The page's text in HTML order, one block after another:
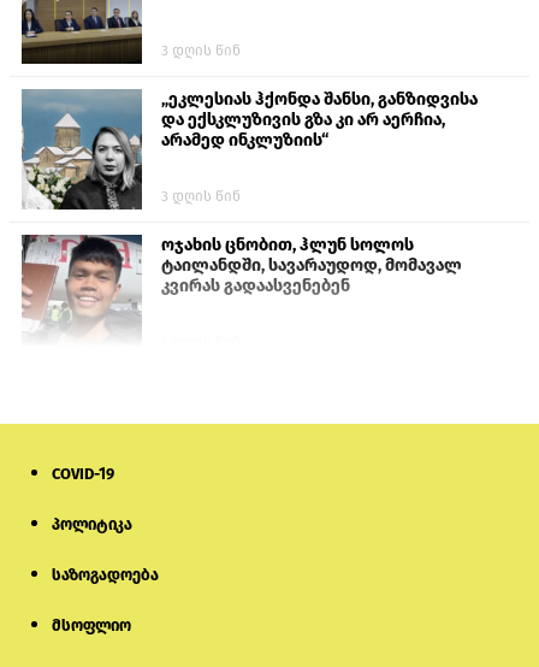
3 დღის წინ
„ეკლესიას ჰქონდა შანსი, განზიდვისა
და ექსკლუზივის გზა კი არ აერჩია,
არამედ ინკლუზიის“
3 დღის წინ
ოჯახის ცნობით, ჰლუნ სოლოს
ტაილანდში, სავარაუდოდ, მომავალ
კვირას გადაასვენებენ
COVID-19
პოლიტიკა
საზოგადოება
მსოფლიო